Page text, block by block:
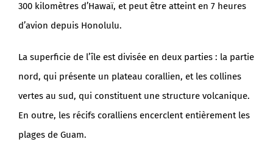
300 kilomètres d’Hawaï, et peut être atteint en 7 heures
d’avion depuis Honolulu.
La superficie de l’île est divisée en deux parties : la partie
nord, qui présente un plateau corallien, et les collines
vertes au sud, qui constituent une structure volcanique.
En outre, les récifs coralliens encerclent entièrement les
plages de Guam.